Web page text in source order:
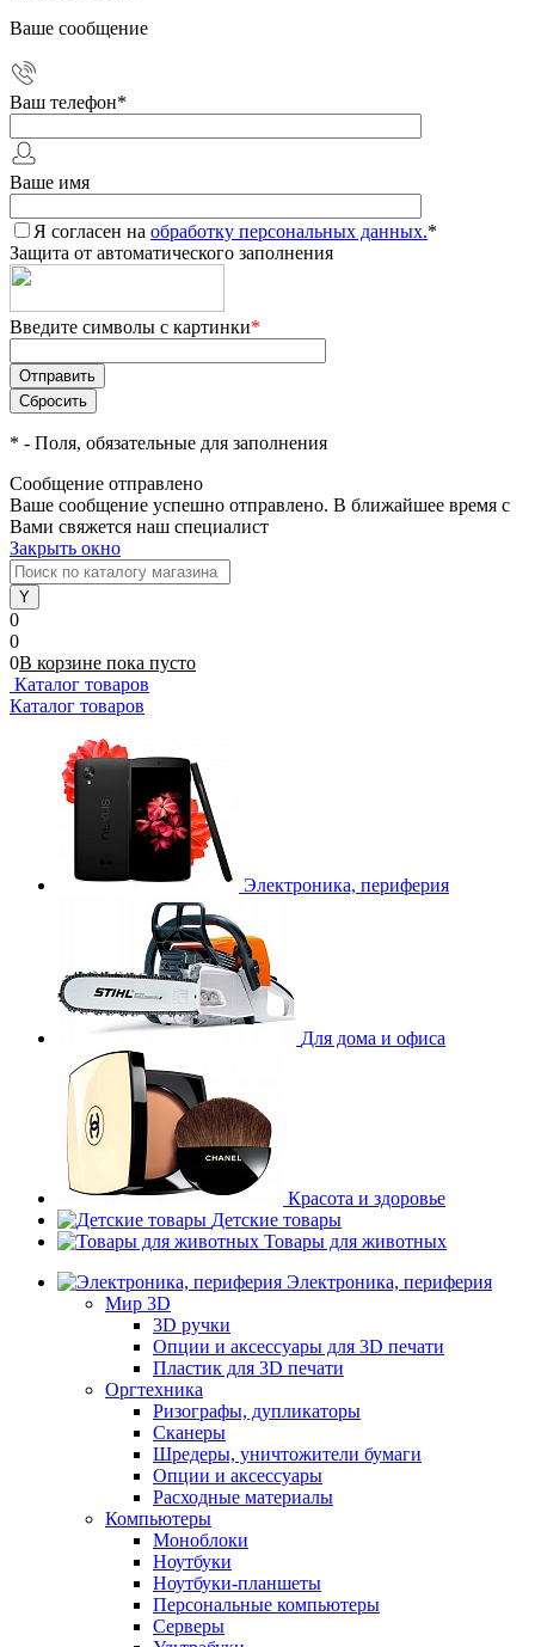
Ваше сообщение
Ваш телефон*
Ваше имя
Я согласен на обработку персональных данных.*
Защита от автоматического заполнения
Введите символы с картинки*
* - Поля, обязательные для заполнения
Сообщение отправлено
Ваше сообщение успешно отправлено. В ближайшее время с
Вами свяжется наш специалист
Закрыть окно
0
0
0В корзине пока пусто
Каталог товаров
Каталог товаров
Электроника, периферия
Для дома и офиса
Красота и здоровье
Детские товары
Товары для животных
Электроника, периферия
Мир 3D
3D ручки
Опции и аксессуары для 3D печати
Пластик для 3D печати
Оргтехника
Ризографы, дупликаторы
Сканеры
Шредеры, уничтожители бумаги
Опции и аксессуары
Расходные материалы
Компьютеры
Моноблоки
Ноутбуки
Ноутбуки-планшеты
Персональные компьютеры
Серверы